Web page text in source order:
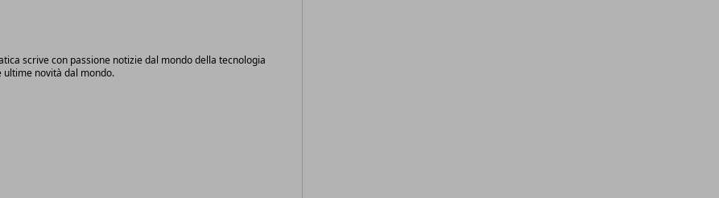
scrive con passione notizie dal mondo della tecnologia
ultime novità dal mondo.